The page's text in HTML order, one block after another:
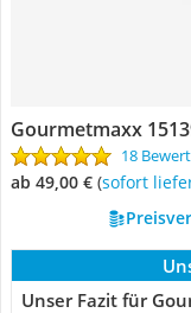
Gourmetmaxx
18
ab 49,00 € ( Sofort
Unser Fazit für